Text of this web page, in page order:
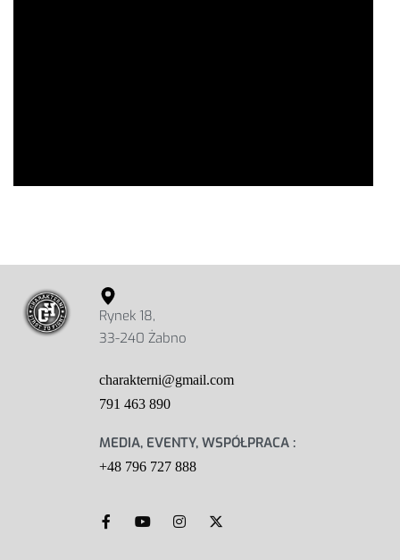
Rynek 18,
33-240 Żabno
charakterni@gmail.com
791 463 890
MEDIA, EVENTY, WSPÓŁPRACA :
+48 796 727 888